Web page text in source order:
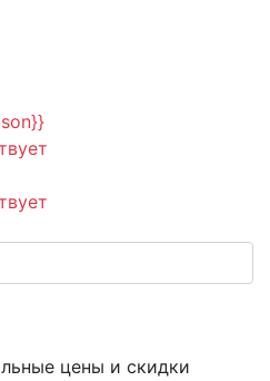
цены и скидки